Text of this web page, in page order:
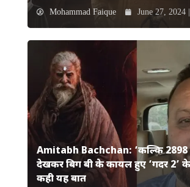
Mohammad Faique June 27, 2024
Amitabh Bachchan: ‘कल्कि 2898
देखकर बिग बी के कायल हुए ‘गदर 2’
कही यह बात